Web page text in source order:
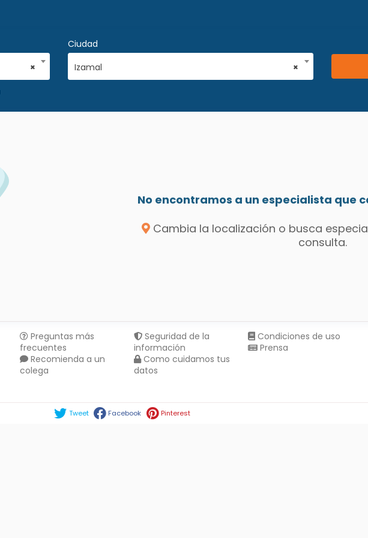
×
Ciudad
×
Izamal
No encontramos a un especialista que
Cambia la localización o busca
consulta.
Preguntas más
frecuentes
Recomienda a un
colega
Seguridad de la
información
Como cuidamos tus
datos
Condiciones de uso
Prensa
Tweet Facebook Pinterest